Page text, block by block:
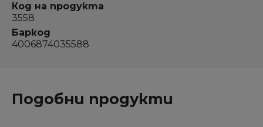
Код на продукта
3558
Баркод
4006874035588
Подобни продукти